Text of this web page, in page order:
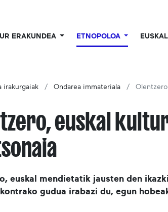
ERAKUNDEA ETNOPOLOA
irakurgaiak Ondarea immateriala
euskal
euskal mendietatik jausten den
gudua irabazi du, egun